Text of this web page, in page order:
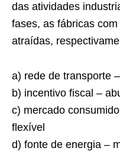
das atividades
fases, as fábricas
atraídas,
a) rede de transporte
b) incentivo fiscal –
c) mercado
flexível
d) fonte de energia –